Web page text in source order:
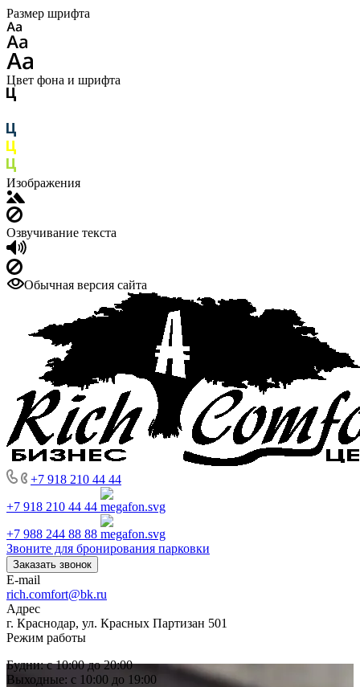
Размер шрифта
Цвет фона и шрифта
Изображения
Озвучивание текста
Обычная версия сайта
+7 918 210 44 44
+7 918 210 44 44
+7 988 244 88 88
Звоните для бронирования парковки
Заказать звонок
E-mail
rich.comfort@bk.ru
Адрес
г. Краснодар, ул. Красных Партизан 501
Режим работы
Будни: с 10:00 до 20:00
Выходные: с 10:00 до 19:00